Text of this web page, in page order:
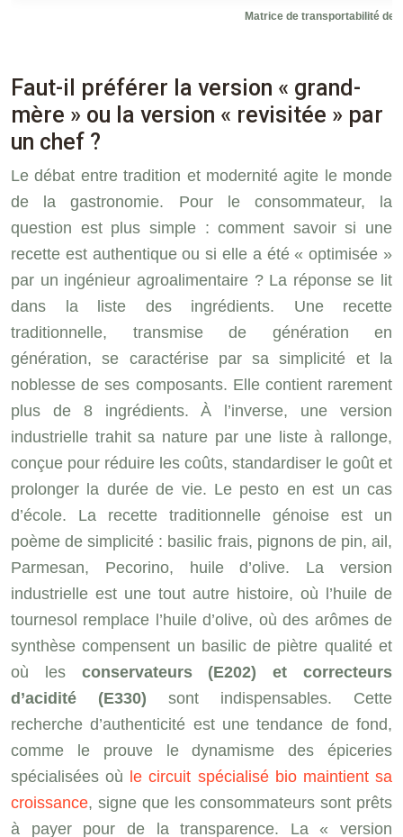
Matrice de transportabilité
Faut-il préférer la version « grand-
mère » ou la version « revisitée » par
un chef ?
Le débat entre tradition et modernité agite le monde
de la gastronomie. Pour le consommateur, la
question est plus simple : comment savoir si une
recette est authentique ou si elle a été « optimisée »
par un ingénieur agroalimentaire ? La réponse se lit
dans la liste des ingrédients. Une recette
traditionnelle, transmise de génération en
génération, se caractérise par sa simplicité et la
noblesse de ses composants. Elle contient rarement
plus de 8 ingrédients. À l’inverse, une version
industrielle trahit sa nature par une liste à rallonge,
conçue pour réduire les coûts, standardiser le goût et
prolonger la durée de vie. Le pesto en est un cas
d’école. La recette traditionnelle génoise est un
poème de simplicité : basilic frais, pignons de pin, ail,
Parmesan, Pecorino, huile d’olive. La version
industrielle est une tout autre histoire, où l’huile de
tournesol remplace l’huile d’olive, où des arômes de
synthèse compensent un basilic de piètre qualité et
où les conservateurs (E202) et correcteurs
d’acidité (E330) sont indispensables. Cette
recherche d’authenticité est une tendance de fond,
comme le prouve le dynamisme des épiceries
spécialisées où le circuit spécialisé bio maintient sa
croissance, signe que les consommateurs sont prêts
à payer pour de la transparence. La « version